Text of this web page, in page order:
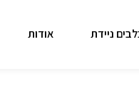
ניידת אודות